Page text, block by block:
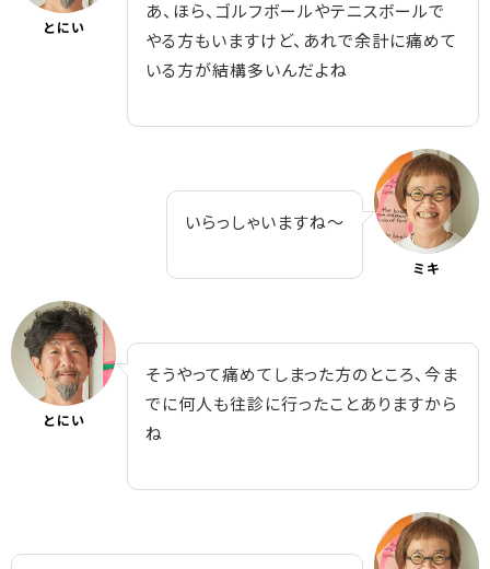
とにい
あ、ほら、ゴルフボールやテニスボールで
やる方もいますけど、あれで余計に痛めて
いる方が結構多いんだよね
いらっしゃいますね～
ミキ
とにい
そうやって痛めてしまった方のところ、今ま
でに何人も往診に行ったことありますから
ね